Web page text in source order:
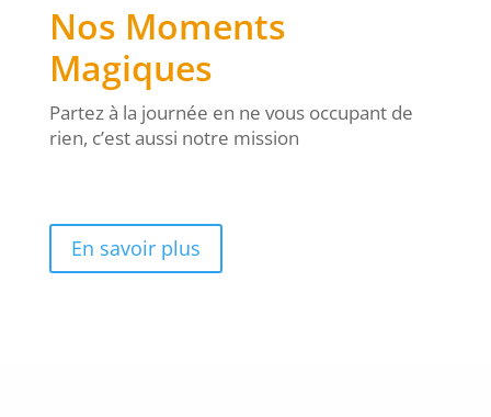
Nos Moments
Magiques
Partez à la journée en ne vous occupant de
rien, c’est aussi notre mission
En savoir plus